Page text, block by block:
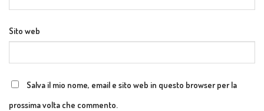
Sito web
Salva il mio nome, email e sito web in questo browser per la
prossima volta che commento.